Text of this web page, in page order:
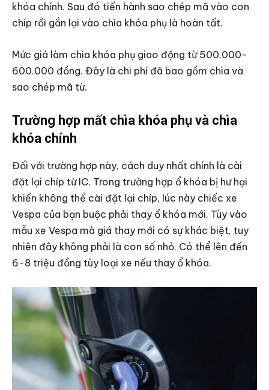
khóa chính. Sau đó tiến hành sao chép mã vào con
chíp rồi gắn lại vào chìa khóa phụ là hoàn tất.
Mức giá làm chìa khóa phụ giao động từ 500.000-
600.000 đồng. Đây là chi phí đã bao gồm chìa và
sao chép mã từ.
Trường hợp mất chìa khóa phụ và chìa
khóa chính
Đối với trường hợp này, cách duy nhất chính là cài
đặt lại chíp từ IC. Trong trường hợp ổ khóa bị hư hại
khiến không thể cài đặt lại chíp, lúc này chiếc xe
Vespa của bạn buộc phải thay ổ khóa mới. Tùy vào
mẫu xe Vespa mà giá thay mới có sự khác biệt, tuy
nhiên đây không phải là con số nhỏ. Có thể lên đến
6-8 triệu đồng tùy loại xe nếu thay ổ khóa.